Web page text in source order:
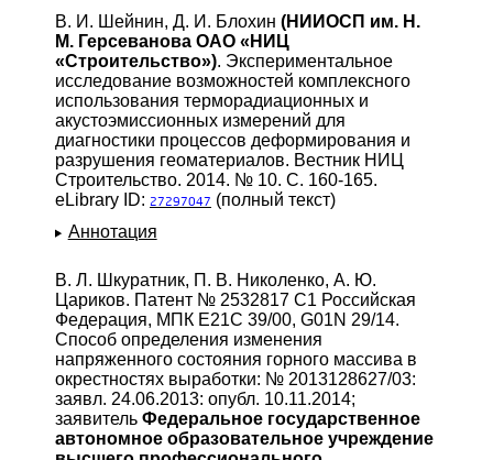
В. И. Шейнин, Д. И. Блохин (НИИОСП им. Н.
М. Герсеванова ОАО «НИЦ
«Строительство»). Экспериментальное
исследование возможностей комплексного
использования терморадиационных и
акустоэмиссионных измерений для
диагностики процессов деформирования и
разрушения геоматериалов. Вестник НИЦ
Строительство. 2014. № 10. С. 160-165.
eLibrary ID: 27297047 (полный текст)
Аннотация
В. Л. Шкуратник, П. В. Николенко, А. Ю.
Цариков. Патент № 2532817 C1 Российская
Федерация, МПК E21C 39/00, G01N 29/14.
Способ определения изменения
напряженного состояния горного массива в
окрестностях выработки: № 2013128627/03:
заявл. 24.06.2013: опубл. 10.11.2014;
заявитель Федеральное государственное
автономное образовательное учреждение